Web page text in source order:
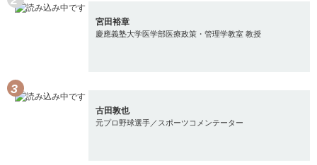
宮田裕章
慶應義塾大学医学部医療政策・管理学教室 教授
古田敦也
元プロ野球選手／スポーツコメンテーター